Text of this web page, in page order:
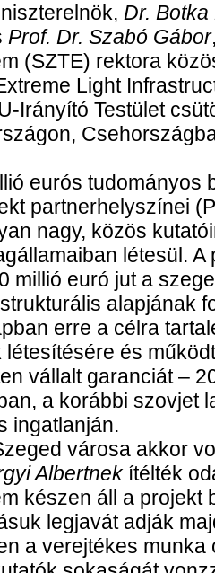
Dr.
Prof. Dr. Szabó Gábor
(SZTE) rektora
Light
Irányító Testület
eurós tudományos
partnerhelyszínei
nagy, közös
létesül.
millió euró jut a
alapjának
erre a célra
létesítésére és
vállalt garanciát –
a korábbi szovjet
ingatlanján.
városa akkor
Albertnekítélték
készen áll a projekt
legjavát adják
a verejtékes munka